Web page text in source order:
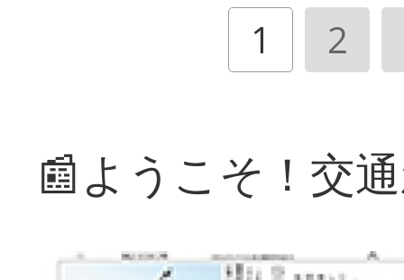
1 2
📰ようこそ！交